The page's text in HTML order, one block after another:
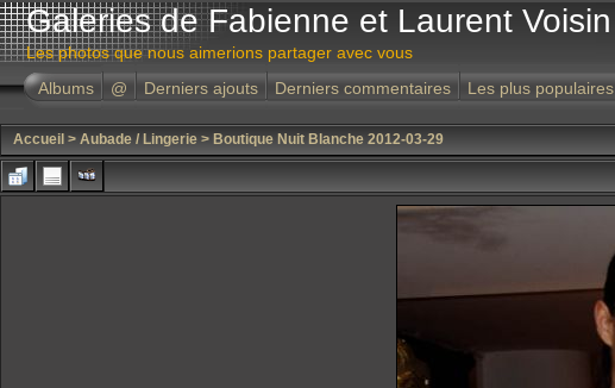
Galeries de Fabienne et Laurent Voisin
Les photos que nous aimerions partager avec vous
Albums
@ Derniers ajouts Derniers commentaires Les plus populaires
Accueil > Aubade / Lingerie > Boutique Nuit Blanche 2012-03-29